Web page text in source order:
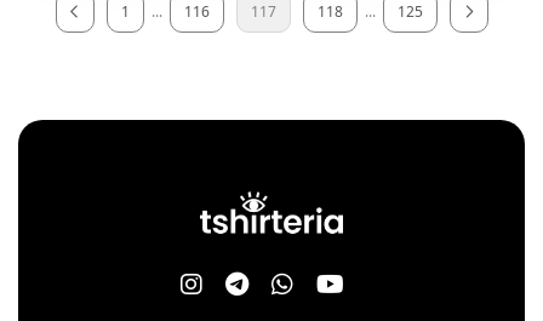
1 ... 116 117 118 ... 125